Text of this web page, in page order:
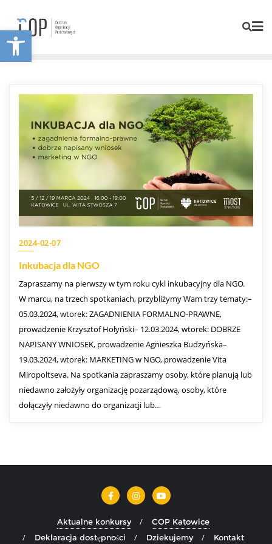
Otwórz pasek narzędzi
2024-02-07
Inkubacja dla NGO
Zapraszamy na pierwszy w tym roku cykl inkubacyjny dla NGO.
W marcu, na trzech spotkaniach, przybliżymy Wam trzy tematy:–
05.03.2024, wtorek: ZAGADNIENIA FORMALNO-PRAWNE,
prowadzenie Krzysztof Hołyński– 12.03.2024, wtorek: DOBRZE
NAPISANY WNIOSEK, prowadzenie Agnieszka Budzyńska–
19.03.2024, wtorek: MARKETING w NGO, prowadzenie Vita
Miropoltseva. Na spotkania zapraszamy osoby, które planują lub
niedawno założyły organizację pozarządową, osoby, które
dołączyły niedawno do organizacji lub…
Aktualne konkursy
COP Katowice
Deklaracja dostępności
Dziekujemy Kontakt